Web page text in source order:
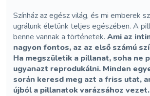
Színház az egész világ, és mi emberek
ugrálunk életünk teljes egészében. A
benne vannak a történetek. Ami az
nagyon fontos, az az első számú
Ha megszületik a pillanat, soha ne
ugyanazt reprodukálni. Minden
során keresd meg azt a friss utat,
újból a pillanatok varázsához vezet.